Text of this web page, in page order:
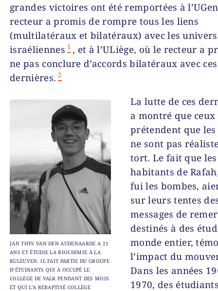
grandes victoires ont été remportées à
recteur a promis de rompre tous les liens
(multilatéraux et bilatéraux) avec les
israéliennes 1 , et à l’ULiège, où le recteur a
ne pas conclure d’accords bilatéraux avec ces
dernières. 2
JAN THYS VAN DEN AUDENAARDE A 21
ANS ET ÉTUDIE LA BIOCHIMIE À LA
KULEUVEN. IL FAIT PARTIE DU GROUPE
D’ÉTUDIANTS QUI A OCCUPÉ LE
COLLÈGE DE VALK PENDANT DES MOIS
ET QUI L’A REBAPTISÉ COLLÈGE
La lutte de ces
a montré que
prétendent que
ne sont pas
tort. Le fait que les
habitants de
fui les bombes,
sur leurs tentes
messages de
destinés à des
monde entier,
l’impact du
Dans les années
1970, des